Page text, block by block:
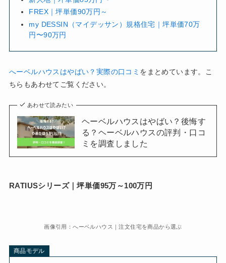
FREX｜坪単価90万円～
my DESSIN（マイデッサン）規格住宅｜坪単価70万
円〜90万円
へーベルハウスはやばい？実際の口コミ をまとめています。こ
ちらもあわせてご覧ください。
あわせて読みたい
ヘーベルハウスはやばい？後悔す
る？ヘーベルハウスの評判・口コ
ミを調査しました
RATIUSシリーズ｜坪単価95万～100万円
画像引用：へーベルハウス｜注文住宅を商品から選ぶ
商品モデル